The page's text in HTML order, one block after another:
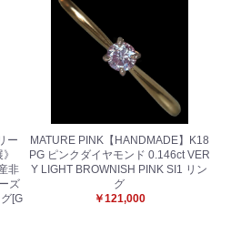
ー
非
ズ
[G
MATURE PINK【HANDMADE】K18
PG ピンクダイヤモンド 0.146ct VER
Y LIGHT BROWNISH PINK SI1 リン
グ
￥121,000